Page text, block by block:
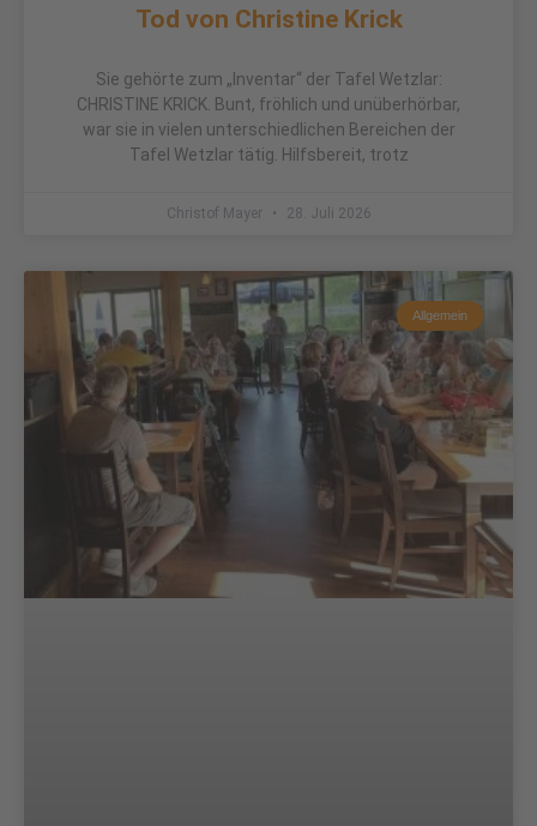
Tod von Christine Krick
Sie gehörte zum „Inventar“ der Tafel Wetzlar:
CHRISTINE KRICK. Bunt, fröhlich und unüberhörbar,
war sie in vielen unterschiedlichen Bereichen der
Tafel Wetzlar tätig. Hilfsbereit, trotz
Christof Mayer 28. Juli 2026
Allgemein